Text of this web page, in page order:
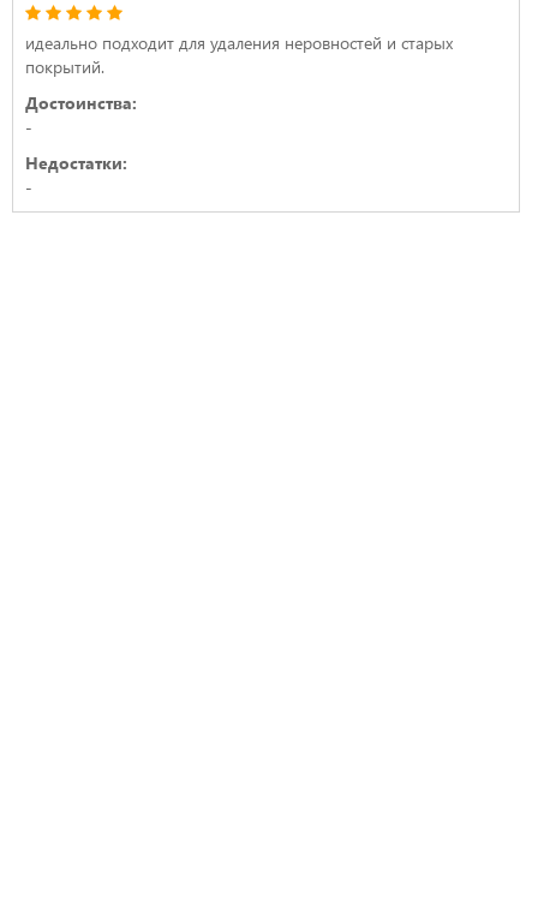
идеально подходит для удаления неровностей и старых
покрытий.
Достоинства:
-
Недостатки:
-